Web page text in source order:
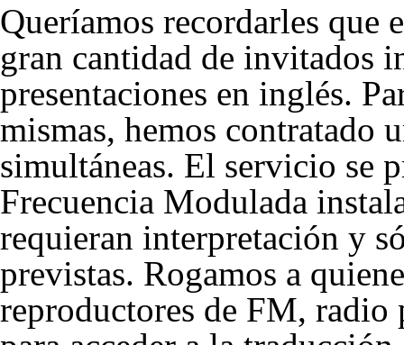
Queríamos recordarles que
gran cantidad de invitados
presentaciones en inglés.
mismas, hemos contratado
simultáneas. El servicio se
Frecuencia Modulada
requieran interpretación y
previstas. Rogamos a
reproductores de FM,